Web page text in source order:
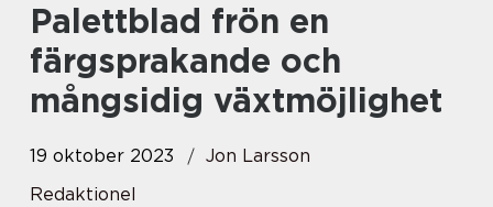
Palettblad frön en
färgsprakande och
mångsidig växtmöjlighet
19 oktober 2023
Jon Larsson
Redaktionel